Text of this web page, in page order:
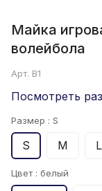
Майка
волейбола
Арт. B1
Посмотреть
Размер : S
S M L
Цвет : белый